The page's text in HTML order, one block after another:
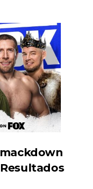
Resultados